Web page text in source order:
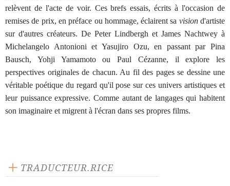
relèvent de l'acte de voir. Ces brefs essais, écrits à l'occasion de
remises de prix, en préface ou hommage, éclairent sa visiond'artiste
sur d'autres créateurs. De Peter Lindbergh et James Nachtwey à
Michelangelo Antonioni et Yasujiro Ozu, en passant par Pina
Bausch, Yohji Yamamoto ou Paul Cézanne, il explore les
perspectives originales de chacun. Au fil des pages se dessine une
véritable poétique du regard qu'il pose sur ces univers artistiques et
leur puissance expressive. Comme autant de langages qui habitent
son imaginaire et migrent à l'écran dans ses propres films.
TRADUCTEUR.RICE